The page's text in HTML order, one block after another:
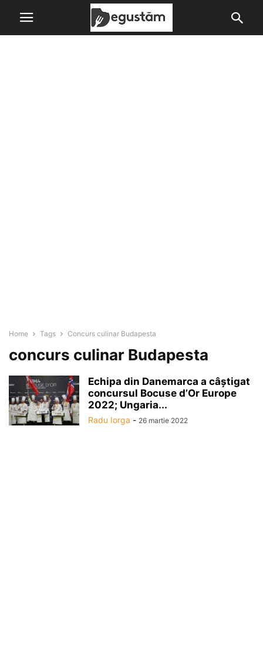
Home Tags Concurs culinar Budapesta
concurs culinar Budapesta
Echipa din Danemarca a câştigat
concursul Bocuse d’Or Europe
2022; Ungaria...
Radu Iorga - 26 martie 2022